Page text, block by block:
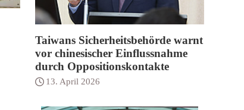
Taiwans Sicherheitsbehörde warnt
vor chinesischer Einflussnahme
durch Oppositionskontakte
13. April 2026